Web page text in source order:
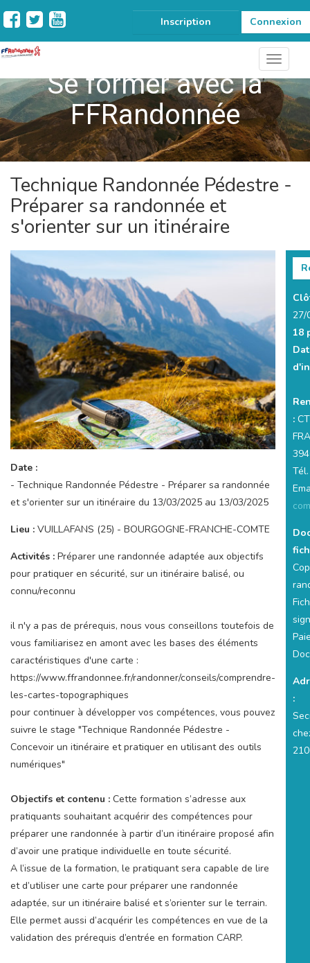
Inscription Connexion
Se former avec la
FFRandonnée
Technique Randonnée Pédestre -
Préparer sa randonnée et
s'orienter sur un itinéraire
Date :
- Technique Randonnée Pédestre - Préparer sa randonnée
et s'orienter sur un itinéraire du 13/03/2025 au 13/03/2025
Lieu : VUILLAFANS (25) - BOURGOGNE-FRANCHE-COMTE
Activités : Préparer une randonnée adaptée aux objectifs
pour pratiquer en sécurité, sur un itinéraire balisé, ou
connu/reconnu
il n'y a pas de prérequis, nous vous conseillons toutefois de
vous familiarisez en amont avec les bases des éléments
caractéristiques d'une carte :
https://www.ffrandonnee.fr/randonner/conseils/comprendre-
les-cartes-topographiques
pour continuer à développer vos compétences, vous pouvez
suivre le stage "Technique Randonnée Pédestre -
Concevoir un itinéraire et pratiquer en utilisant des outils
numériques"
Objectifs et contenu : Cette formation s’adresse aux
pratiquants souhaitant acquérir des compétences pour
préparer une randonnée à partir d’un itinéraire proposé afin
d’avoir une pratique individuelle en toute sécurité.
A l’issue de la formation, le pratiquant sera capable de lire
et d’utiliser une carte pour préparer une randonnée
adaptée, sur un itinéraire balisé et s’orienter sur le terrain.
Elle permet aussi d’acquérir les compétences en vue de la
validation des prérequis d’entrée en formation CARP.
27/
18
:
: